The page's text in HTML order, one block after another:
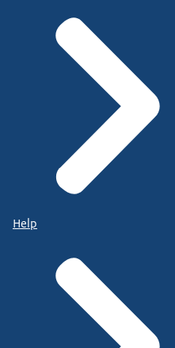
Help